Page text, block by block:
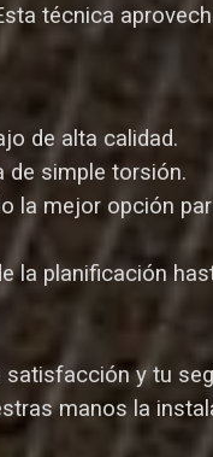
técnica
de alta calidad.
de simple torsión.
la mejor opción
la planificación
y tu
manos la